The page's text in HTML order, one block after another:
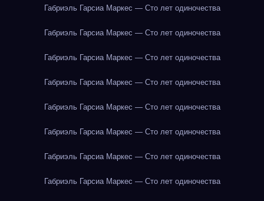
Габриэль Гарсиа Маркес — Сто лет одиночества
Габриэль Гарсиа Маркес — Сто лет одиночества
Габриэль Гарсиа Маркес — Сто лет одиночества
Габриэль Гарсиа Маркес — Сто лет одиночества
Габриэль Гарсиа Маркес — Сто лет одиночества
Габриэль Гарсиа Маркес — Сто лет одиночества
Габриэль Гарсиа Маркес — Сто лет одиночества
Габриэль Гарсиа Маркес — Сто лет одиночества